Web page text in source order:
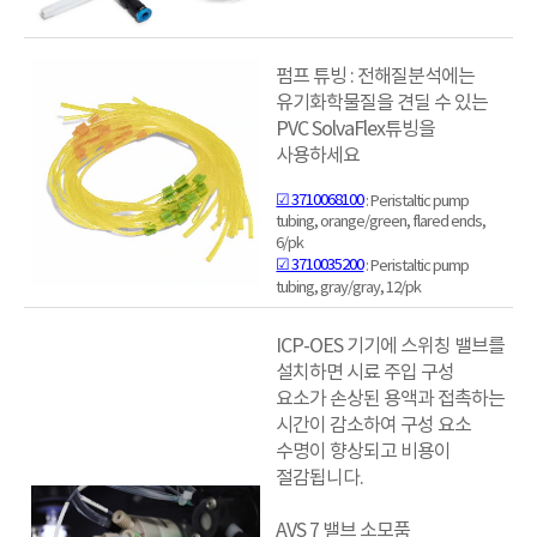
펌프 튜빙 : 전해질분석에는
유기화학물질을 견딜 수 있는
PVC SolvaFlex튜빙을
사용하세요
☑ 3710068100: Peristaltic pump
tubing, orange/green, flared ends,
6/pk
☑ 3710035200: Peristaltic pump
tubing, gray/gray, 12/pk
ICP-OES 기기에 스위칭 밸브를
설치하면 시료 주입 구성
요소가 손상된 용액과 접촉하는
시간이 감소하여 구성 요소
수명이 향상되고 비용이
절감됩니다.
AVS 7 밸브 소모품